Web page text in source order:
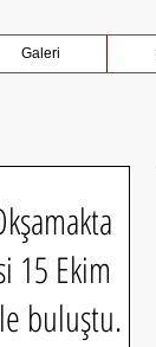
Galeri
15 Ekim
buluştu.